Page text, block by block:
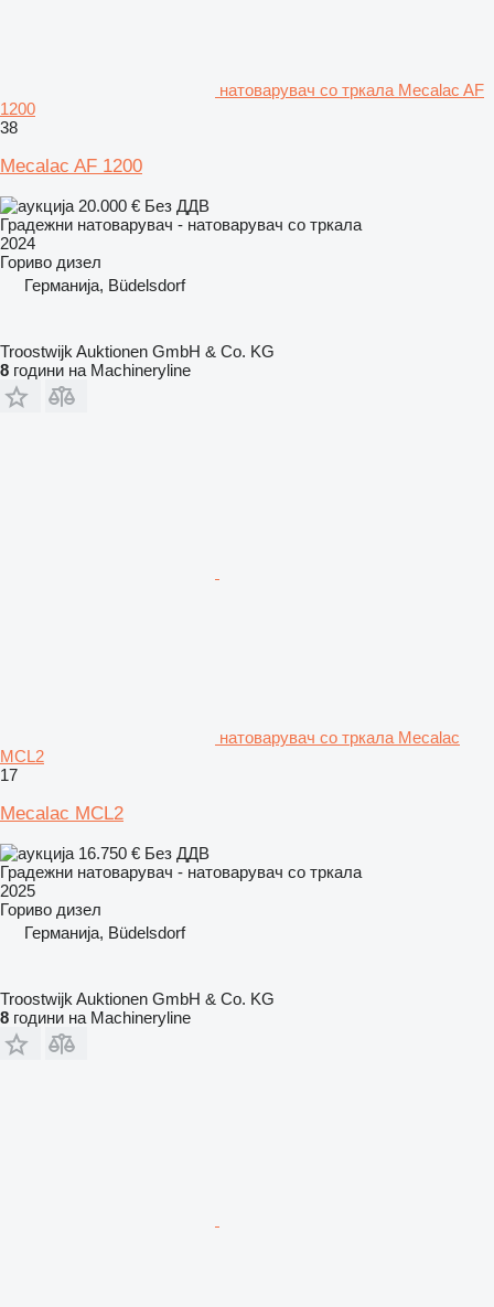
натоварувач со тркала Mecalac AF
1200
38
Mecalac AF 1200
20.000 € Без ДДВ
Градежни натоварувач - натоварувач со тркала
2024
Гориво дизел
Германија, Büdelsdorf
Troostwijk Auktionen GmbH & Co. KG
8 години на Machineryline
натоварувач со тркала Mecalac
MCL2
17
Mecalac MCL2
16.750 € Без ДДВ
Градежни натоварувач - натоварувач со тркала
2025
Гориво дизел
Германија, Büdelsdorf
Troostwijk Auktionen GmbH & Co. KG
8 години на Machineryline